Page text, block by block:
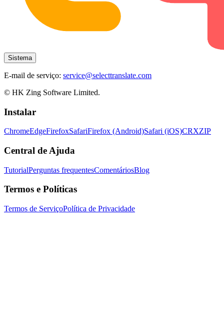
Sistema
E-mail de serviço: service@selecttranslate.com
© HK Zing Software Limited.
Instalar
ChromeEdgeFirefoxSafariFirefox (Android)Safari (iOS)CRXZIP
Central de Ajuda
TutorialPerguntas frequentesComentáriosBlog
Termos e Políticas
Termos de ServiçoPolítica de Privacidade